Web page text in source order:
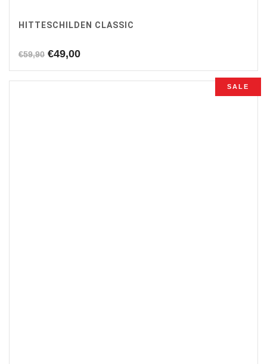
HITTESCHILDEN CLASSIC
€59,90 Oorspronkelijke
was:
€49,00Huidige
is:
SALE